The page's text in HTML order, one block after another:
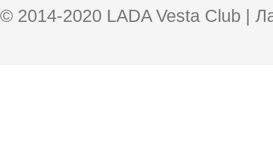
© 2014-2020 LADA Vesta Club |